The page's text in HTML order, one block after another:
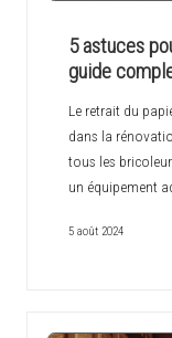
5 astuces
guide
Le retrait du
dans la
tous les
un équipement
5 août 2024